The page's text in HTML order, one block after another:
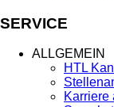
SERVICE
ALLGEMEIN
HTL
Karriere